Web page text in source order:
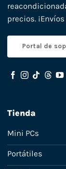
precios.
Portal de
Tienda
Mini PCs
Portátiles